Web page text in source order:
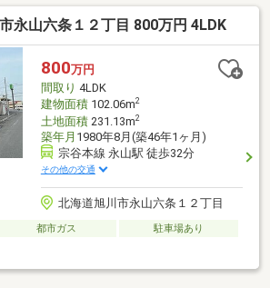
永山六条１２丁目 800万円 4LDK
800万円
間取り 4LDK
建物面積102.06m2
土地面積231.13m2
築年月 1980年8月(築46年1ヶ月)
宗谷本線 永山駅 徒歩32分
その他の交通
北海道旭川市永山六条１２丁目
都市ガス
駐車場あり